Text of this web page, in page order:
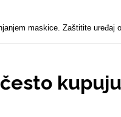
maskice. Zaštitite uređaj
kupuju